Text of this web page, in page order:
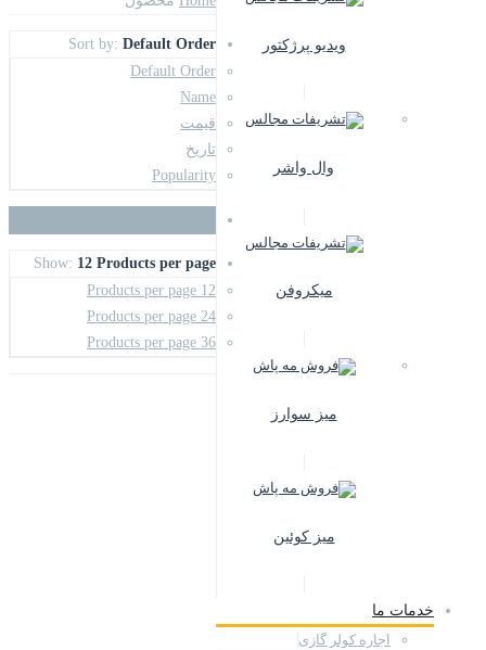
ویدیو پرژکتور
وال واشر
میکروفن
میز سوارز
میز کوئین
خدمات ما
اجاره کولر گازی
Sort by: Default Order
Default Order
Name
قیمت
تاریخ
Popularity
Show: 12 Products per page
12 Products per page
24 Products per page
36 Products per page